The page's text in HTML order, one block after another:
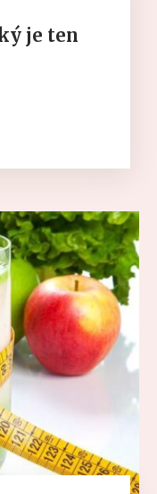
je ten